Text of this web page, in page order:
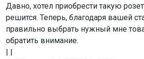
Давно, хотел приобрести такую
решится. Теперь, благодаря вашей
правильно выбрать нужный мне
обратить внимание.